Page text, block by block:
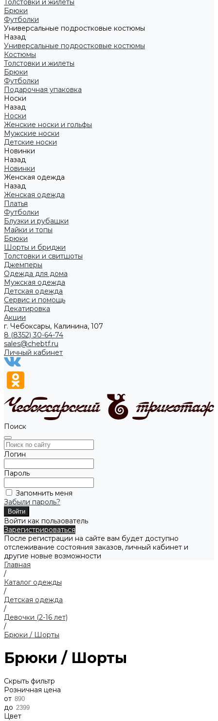
Толстовки и жилеты
Брюки
Футболки
Универсальные подростковые костюмы
Назад
Универсальные подростковые костюмы
Костюмы
Толстовки и жилеты
Брюки
Футболки
Подарочная упаковка
Носки
Назад
Носки
Женские носки и гольфы
Мужские носки
Детские носки
Новинки
Назад
Новинки
Женская одежда
Назад
Женская одежда
Платья
Футболки
Блузки и рубашки
Майки и топы
Брюки
Шорты и бриджи
Толстовки и свитшоты
Джемперы
Одежда для дома
Мужская одежда
Детская одежда
Сервис и помощь
Декатировка
Акции
г. Чебоксары, Калинина, 107
8 (8352) 30-64-74
sales@chebtf.ru
Личный кабинет
Поиск
Логин
Пароль
Запомнить меня
Забыли пароль?
Войти как пользователь
Зарегистрироваться
После регистрации на сайте вам будет доступно
отслеживание состояния заказов, личный кабинет и
другие новые возможности
Главная
/
Каталог одежды
/
Детская одежда
/
Девочки (2-16 лет)
/
Брюки / Шорты
Брюки / Шорты
Скрыть фильтр
Розничная цена
от
до
Цвет